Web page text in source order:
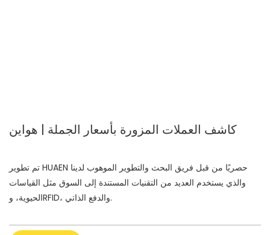
كاشف العملات المزورة بأسعار الجملة | هواين
تم تطوير HUAEN حصريًا من قبل فريق البحث والتطوير الموهوب لدينا
والذي يستخدم العديد من التقنيات المستندة إلى السوق مثل القياسات
الحيوية، وRFID، والدفع الذاتي.